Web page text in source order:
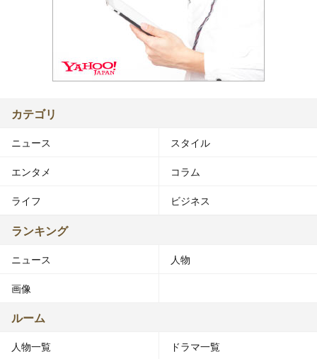
カテゴリ
ニュース スタイル
エンタメ コラム
ライフ ビジネス
ランキング
ニュース 人物
画像
ルーム
人物一覧 ドラマ一覧